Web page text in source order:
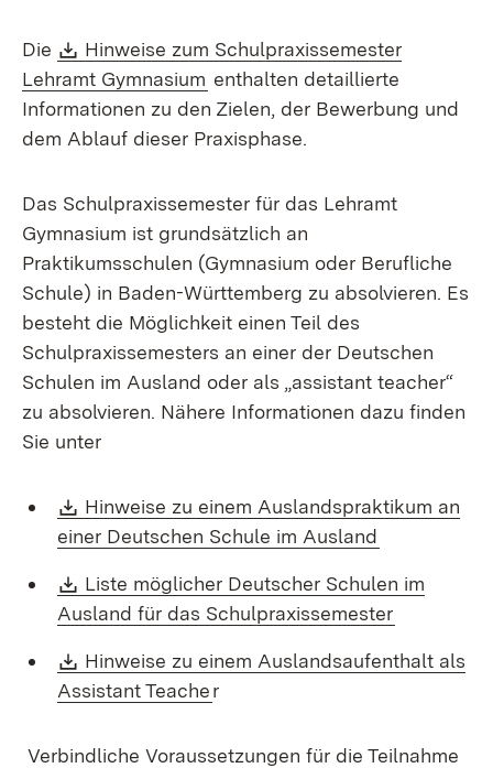
Die Download:
Hinweise zum Schulpraxissemester
Lehramt Gymnasium (Öffnet in neuem Fenster)
enthalten detaillierte
Informationen zu den Zielen, der Bewerbung und
dem Ablauf dieser Praxisphase.
Das Schulpraxissemester für das Lehramt
Gymnasium ist grundsätzlich an
Praktikumsschulen (Gymnasium oder Berufliche
Schule) in Baden-Württemberg zu absolvieren. Es
besteht die Möglichkeit einen Teil des
Schulpraxissemesters an einer der Deutschen
Schulen im Ausland oder als „assistant teacher“
zu absolvieren. Nähere Informationen dazu finden
Sie unter
Download:
Hinweise zu einem Auslandspraktikum an
einer Deutschen Schule im Ausland
Download:
Liste möglicher Deutscher Schulen im
Ausland für das Schulpraxissemester
Download:
Hinweise zu einem Auslandsaufenthalt als
Assistant Teache(Öffnet in neuem Fenster)
r
Verbindliche Voraussetzungen für die Teilnahme